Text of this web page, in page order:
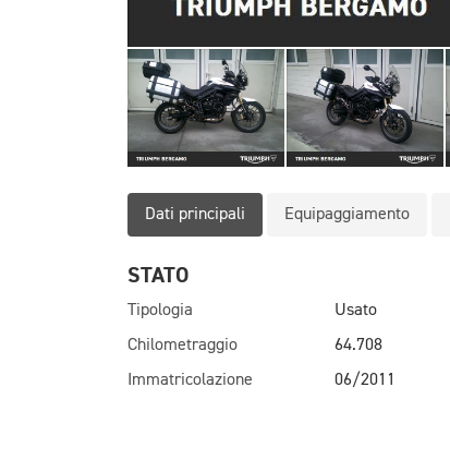
Dati principali Equipaggiamento
STATO
Tipologia
Usato
Chilometraggio
64.708
Immatricolazione
06/2011